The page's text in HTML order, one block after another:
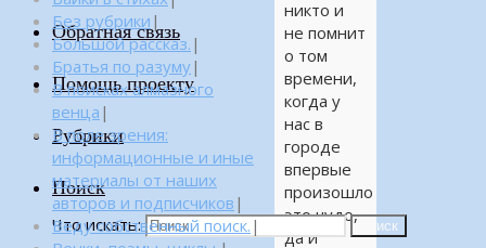
Обратная связь
Помощь проекту
Рубрики
Поиск
Что искать: Поиск
никто и
не помнит
о том
времени,
когда у
нас в
городе
впервые
произошло
это чудо,
да и
Без рубрики |
Большой рассказ. |
Братья по разуму|
В поисках алмазного
венца |
В поле зрения:
информационные и иные
материалы от наших
авторов и подписчиков |
Веду собственный поиск. |